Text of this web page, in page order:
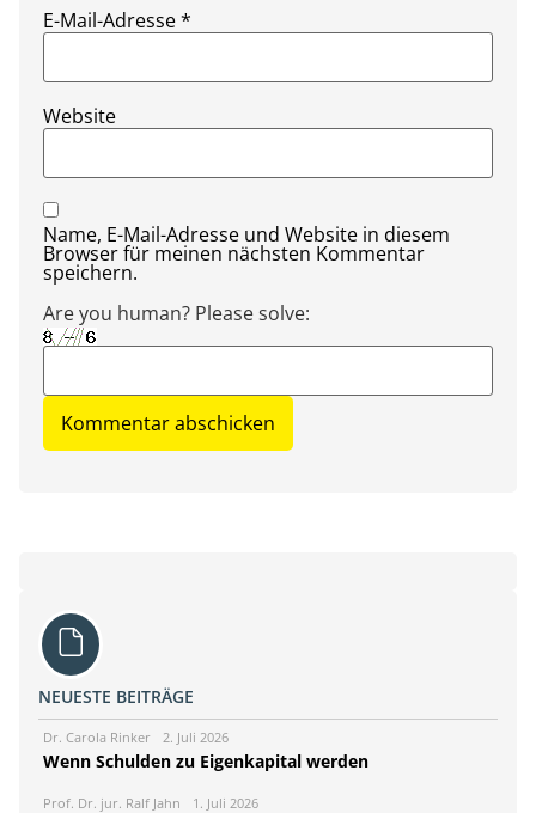
E-Mail-Adresse*
Website
Name, E-Mail-Adresse und Website in diesem
Browser für meinen nächsten Kommentar
speichern.
Are you human? Please solve:
NEUESTE BEITRÄGE
Dr. Carola Rinker 2. Juli 2026
Wenn Schulden zu Eigenkapital werden
Prof. Dr. jur. Ralf Jahn 1. Juli 2026